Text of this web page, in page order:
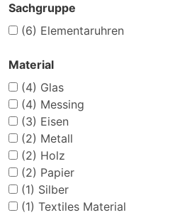
Sachgruppe
(6) Elementaruhren
Material
(4) Glas
(4) Messing
(3) Eisen
(2) Metall
(2) Holz
(2) Papier
(1) Silber
(1) Textiles Material